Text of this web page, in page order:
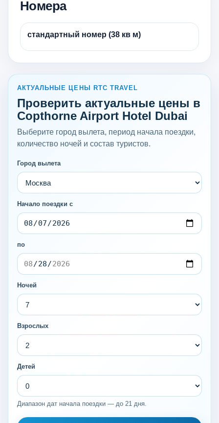
Номера
стандартный номер (38 кв м)
АКТУАЛЬНЫЕ ЦЕНЫ RTC TRAVEL
Проверить актуальные цены в
Copthorne Airport Hotel Dubai
Выберите город вылета, период начала поездки,
количество ночей и состав туристов.
Город вылета
Начало поездки с
по
Ночей
Взрослых
Детей
Диапазон дат начала поездки — до 21 дня.